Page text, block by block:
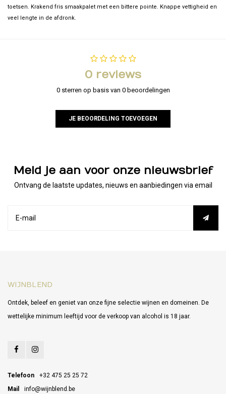
toetsen. Krakend fris smaakpalet met een bittere pointe. Knappe vettigheid en
veel lengte in de afdronk.
0 reviews
0 sterren op basis van 0 beoordelingen
JE BEOORDELING TOEVOEGEN
Meld je aan voor onze nieuwsbrief
Ontvang de laatste updates, nieuws en aanbiedingen via email
WIJNBLEND
Ontdek, beleef en geniet van onze fijne selectie wijnen en domeinen. De
wettelijke minimum leeftijd voor de verkoop van alcohol is 18 jaar.
Telefoon
+32 475 25 25 72
Mail
info@wijnblend.be